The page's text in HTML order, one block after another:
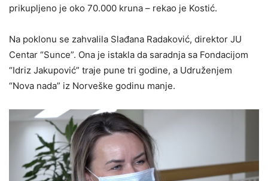
prikupljeno je oko 70.000 kruna – rekao je Kostić.
Na poklonu se zahvalila Slađana Radaković, direktor JU
Centar “Sunce”. Ona je istakla da saradnja sa Fondacijom
“Idriz Jakupović” traje pune tri godine, a Udruženjem
“Nova nada” iz Norveške godinu manje.